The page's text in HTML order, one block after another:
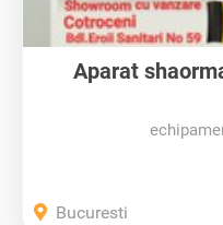
Aparat
Bucuresti